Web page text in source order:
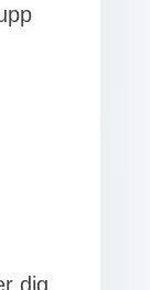
dig